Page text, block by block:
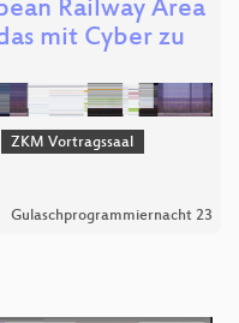
Railway Area
mit Cyber zu
ZKM Vortragssaal
Gulaschprogrammiernacht 23